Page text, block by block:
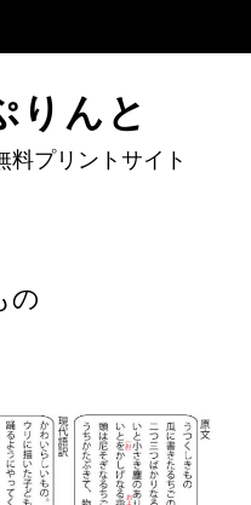
りんと
料プリントサイト
の